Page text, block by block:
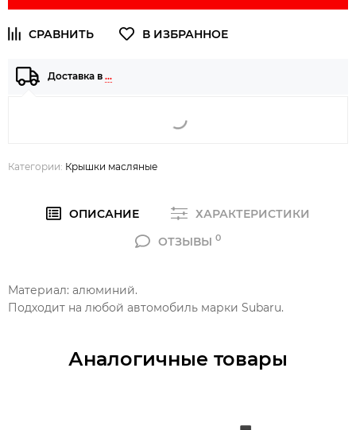
Доставка в …
Категории: Крышки масляные
ОПИСАНИЕ
ХАРАКТЕРИСТИКИ
ОТЗЫВЫ 0
Материал: алюминий.
Подходит на любой автомобиль марки Subaru.
Аналогичные товары